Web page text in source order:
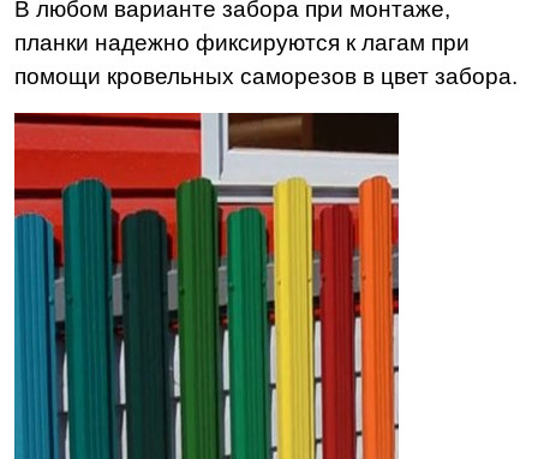
В любом варианте забора при монтаже,
планки надежно фиксируются к лагам при
помощи кровельных саморезов в цвет забора.